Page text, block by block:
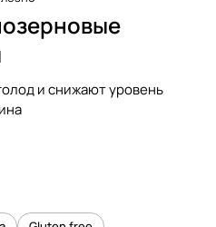
и снижают уровень